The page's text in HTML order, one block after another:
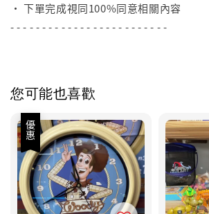
• 下單完成視同100%同意相關內容
- - - - - - - - - - - - - - - - - - - - - - - - -
您可能也喜歡
優惠